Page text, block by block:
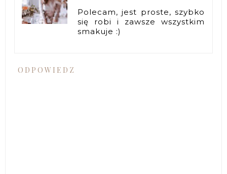
Polecam, jest proste, szybko
się robi i zawsze wszystkim
smakuje :)
ODPOWIEDZ